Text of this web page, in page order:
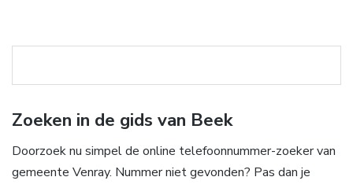
Zoeken in de gids van Beek
Doorzoek nu simpel de online telefoonnummer-zoeker van
gemeente Venray. Nummer niet gevonden? Pas dan je